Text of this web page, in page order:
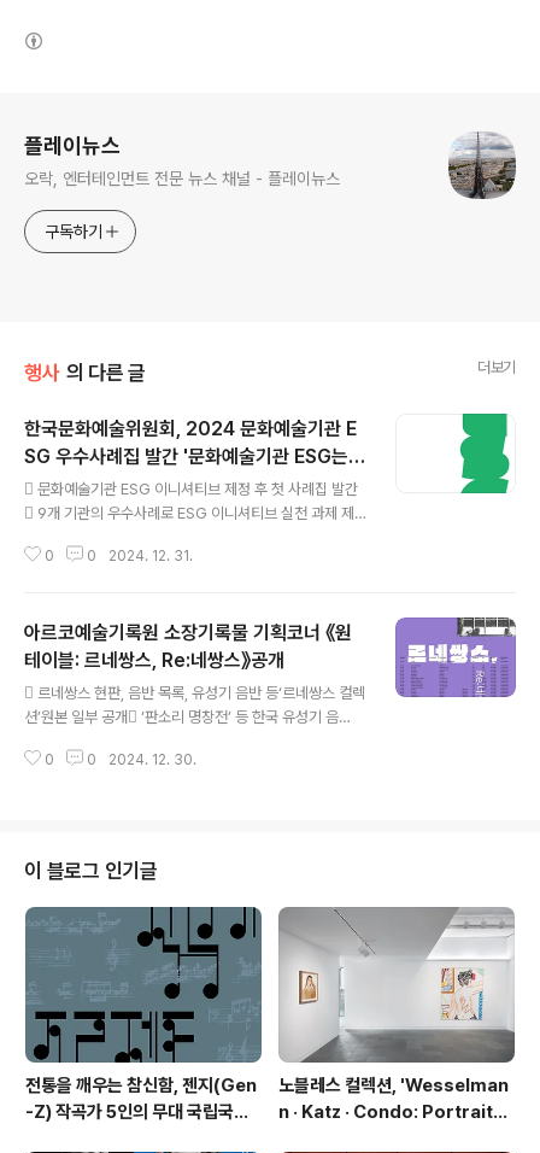
플레이뉴스
오락, 엔터테인먼트 전문 뉴스 채널 - 플레이뉴스
구독하기
행사 의 다른 글 더보기
한국문화예술위원회, 2024 문화예술기관 E
SG 우수사례집 발간 '문화예술기관 ESG는
진행 중'
 문화예술기관 ESG 이니셔티브 제정 후 첫 사례집 발간
 9개 기관의 우수사례로 ESG 이니셔티브 실천 과제 제
레이뉴스 문성식기자] 한국문화예술위원회(이하, 예술위)
사례집을 발간했다. 이번 사례집은 문화예술기관 ESG 이
니셔티브 실천과제를 중심으로 ESG워킹그룹 참여 기관의
다양한 지속가능한 활동을 담고 있다. 이번 사례집은 「문화
예술기관 ESG 이니셔티브」가 제정된 이후 발간된 첫 사례
집으로, 문화예술기관의 ESG 경영이 다양한 방식으로 진
행 중임을 보여준다. 이를 통해 다양한 기관들이 참고하고
0 0 2024. 12. 31.
아르코예술기록원 소장기록물 기획코너 《원
테이블: 르네쌍스, Re:네쌍스》공개
 르네쌍스 현판, 음반 목록, 유성기 음반 등‘르네쌍스 컬렉
션’원본 일부 공개 ‘판소리 명창전’ 등 한국 유성기 음
화예술위원회(위원장 정병국, 이하 ‘예술위’) 은 12월 2일
블: 르네쌍스, Re:네쌍스》는 음악 애호가이자 음반 수집가
인 고(故)박용찬(1916~1994) 선생의 기증자료로 구축된
‘르네쌍스 컬렉션’ 중 일부를 소개하는 자리다. 기증자료와
함께 신문 기사와 잡지를 소개해 르네쌍스의 역사적 가치
와 의의를 조명한다. 이번 코너에서는 르네쌍스에서 보유
했던 음반 목록, 현판..
0 0 2024. 12. 30.
이 블로그 인기글
전통을 깨우는 참신함, 젠지(Gen
-Z) 작곡가 5인의 무대 국립국악
노블레스 컬렉션, 'Wesselman
n · Katz · Condo: Portraits i